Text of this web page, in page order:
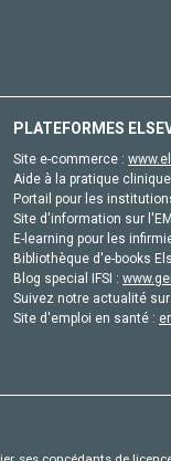
PLATEFORMES
Site e-commerce :
Aide à la pratique
Portail pour les
Site d'information sur
E-learning pour les
Bibliothèque d'e-books
Blog special IFSI :
Suivez notre actualité
Site d'emploi en santé :